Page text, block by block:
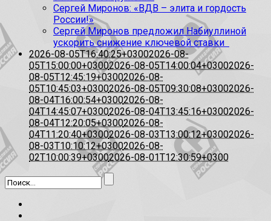
Сергей Миронов: «ВДВ – элита и гордость
России!»
Сергей Миронов предложил Набиуллиной
ускорить снижение ключевой ставки
2026-08-05T16:40:25+03002026-08-
05T15:00:00+03002026-08-05T14:00:04+03002026-
08-05T12:45:19+03002026-08-
05T10:45:03+03002026-08-05T09:30:08+03002026-
08-04T16:00:54+03002026-08-
04T14:45:07+03002026-08-04T13:45:16+03002026-
08-04T12:20:05+03002026-08-
04T11:20:40+03002026-08-03T13:00:12+03002026-
08-03T10:10:12+03002026-08-
02T10:00:39+03002026-08-01T12:30:59+0300